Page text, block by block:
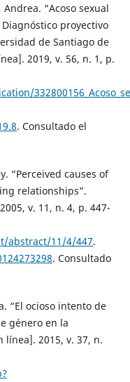
Andrea. “Acoso sexual
proyectivo
de Santiago de
2019, v. 56, n. 1, p.
. Consultado el
“Perceived causes of
relationships”.
v. 11, n. 4, p. 447-
abstract/11/4/447.
. Consultado
“El ocioso intento de
género en la
línea]. 2015, v. 37, n.